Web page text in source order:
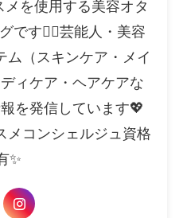
を使用する美容オタ
です✍🏻芸能人・美容
ム（スキンケア・メイ
ィケア・ヘアケアな
を発信しています💖
メコンシェルジュ資格
✨️